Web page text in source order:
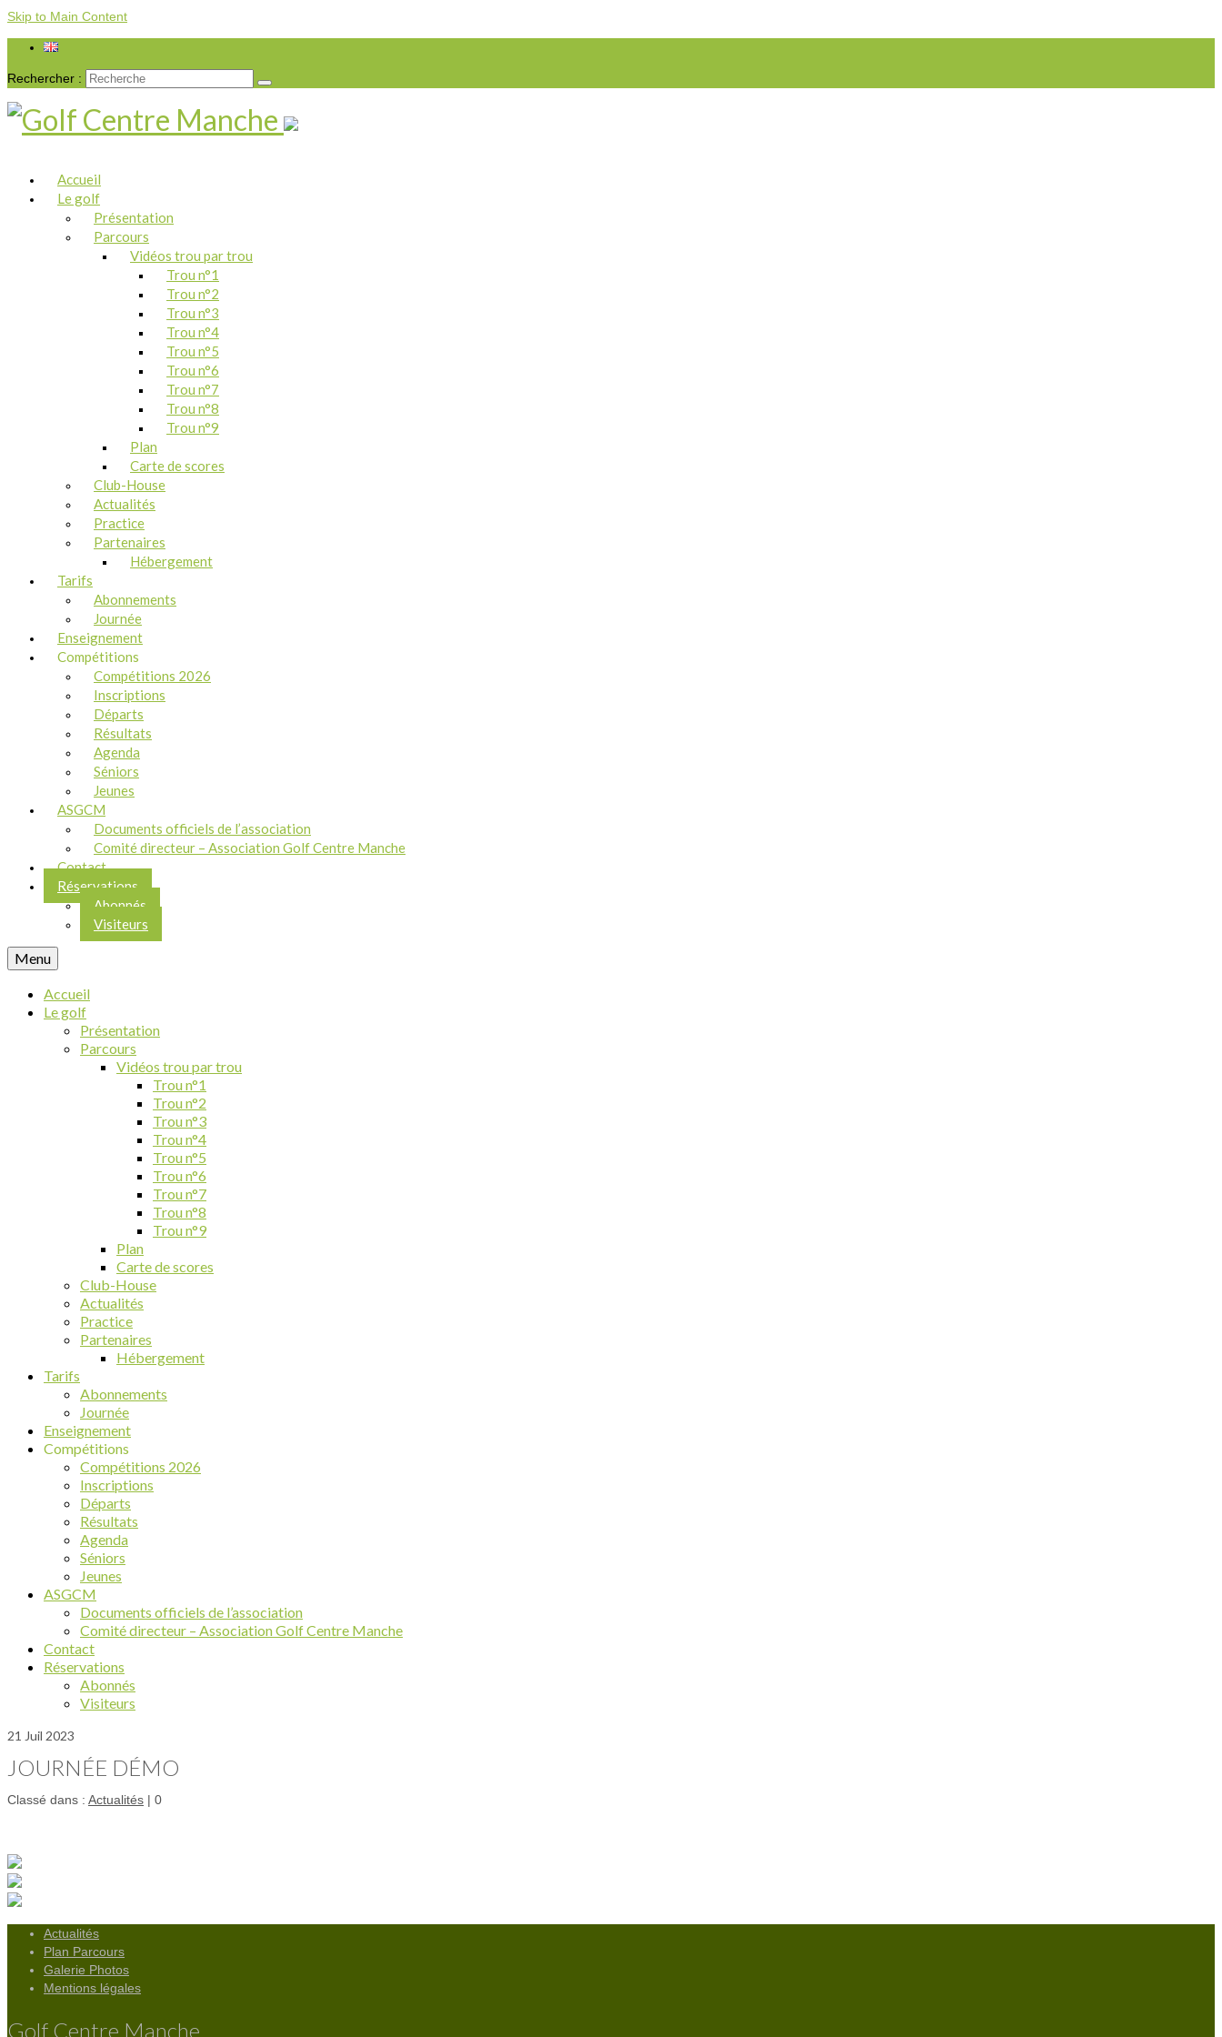
Skip to Main Content
Rechercher :
Accueil
Le golf
Présentation
Parcours
Vidéos trou par trou
Trou n°1
Trou n°2
Trou n°3
Trou n°4
Trou n°5
Trou n°6
Trou n°7
Trou n°8
Trou n°9
Plan
Carte de scores
Club-House
Actualités
Practice
Partenaires
Hébergement
Tarifs
Abonnements
Journée
Enseignement
Compétitions
Compétitions 2026
Inscriptions
Départs
Résultats
Agenda
Séniors
Jeunes
ASGCM
Documents officiels de l’association
Comité directeur – Association Golf Centre Manche
Contact
Réservations
Abonnés
Visiteurs
Menu
Accueil
Le golf
Présentation
Parcours
Vidéos trou par trou
Trou n°1
Trou n°2
Trou n°3
Trou n°4
Trou n°5
Trou n°6
Trou n°7
Trou n°8
Trou n°9
Plan
Carte de scores
Club-House
Actualités
Practice
Partenaires
Hébergement
Tarifs
Abonnements
Journée
Enseignement
Compétitions
Compétitions 2026
Inscriptions
Départs
Résultats
Agenda
Séniors
Jeunes
ASGCM
Documents officiels de l’association
Comité directeur – Association Golf Centre Manche
Contact
Réservations
Abonnés
Visiteurs
21 Juil 2023
JOURNÉE DÉMO
Classé dans : Actualités | 0
Actualités
Plan Parcours
Galerie Photos
Mentions légales
Golf Centre Manche